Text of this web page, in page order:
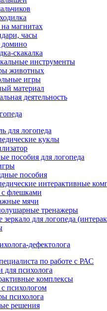
магнитах
часы
домино
скакалка
инструменты
животных
игры
материал
деятельность
для логопеда
куклы
пособия для логопеда
пособия
интерактивные
флешками
мячи
тренажеры
зеркало для логопеда
дефектолога
по работе с РАС
для психолога
комплексы
психологом
психолога
решения